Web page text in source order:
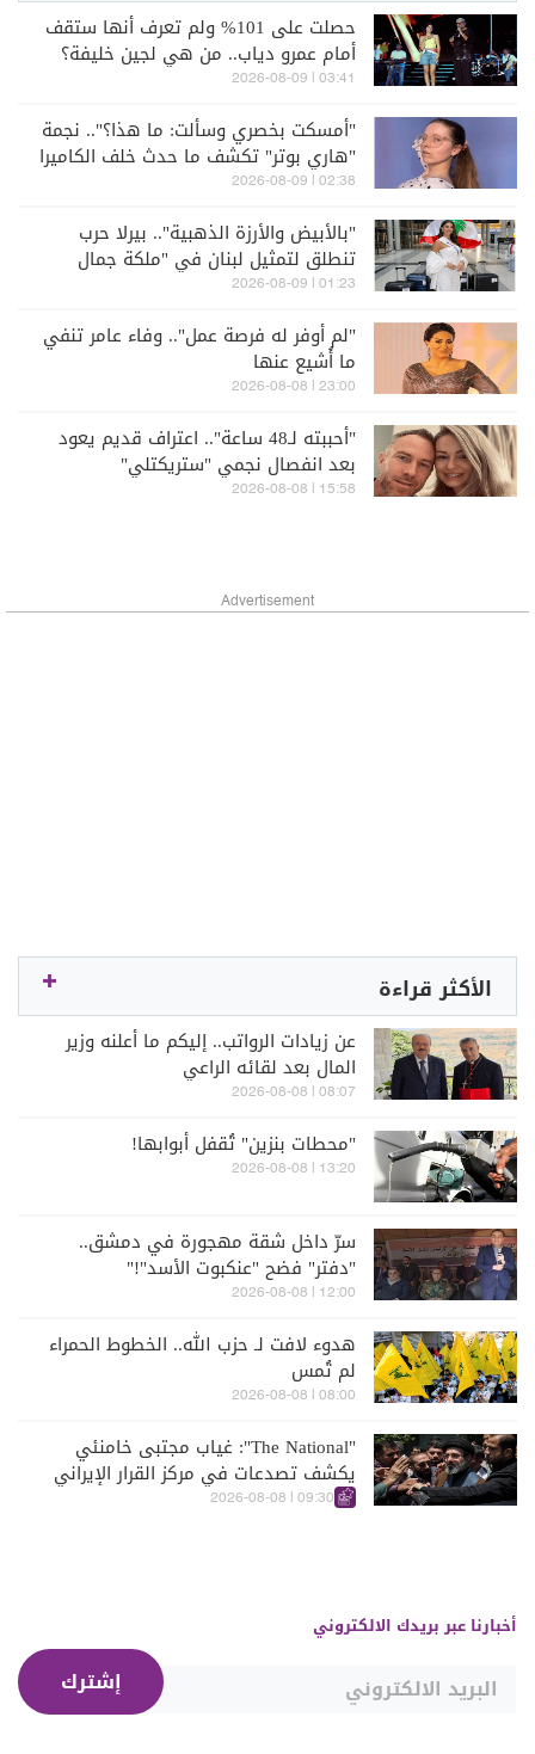
حصلت على 101% ولم تعرف أنها ستقف
أمام عمرو دياب.. من هي لجين خليفة؟
03:41 | 2026-08-09
"أمسكت بخصري وسألت: ما هذا؟".. نجمة
"هاري بوتر" تكشف ما حدث خلف الكاميرا
02:38 | 2026-08-09
"بالأبيض والأرزة الذهبية".. بيرلا حرب
تنطلق لتمثيل لبنان في "ملكة جمال
العالم" (صور)
01:23 | 2026-08-09
"لم أوفر له فرصة عمل".. وفاء عامر تنفي
ما أُشيع عنها
23:00 | 2026-08-08
"أحببته لـ48 ساعة".. اعتراف قديم يعود
بعد انفصال نجمي "ستريكتلي"
15:58 | 2026-08-08
Advertisement
الأكثر قراءة
عن زيادات الرواتب.. إليكم ما أعلنه وزير
المال بعد لقائه الراعي
08:07 | 2026-08-08
"محطات بنزين" تُقفل أبوابها!
13:20 | 2026-08-08
سرّ داخل شقة مهجورة في دمشق..
"دفتر" فضح "عنكبوت الأسد"!"
12:00 | 2026-08-08
هدوء لافت لـ حزب الله.. الخطوط الحمراء
لم تُمس
08:00 | 2026-08-08
"The National": غياب مجتبى خامنئي
يكشف تصدعات في مركز القرار الإيراني
09:30 | 2026-08-08
أخبارنا عبر بريدك الالكتروني
إشترك